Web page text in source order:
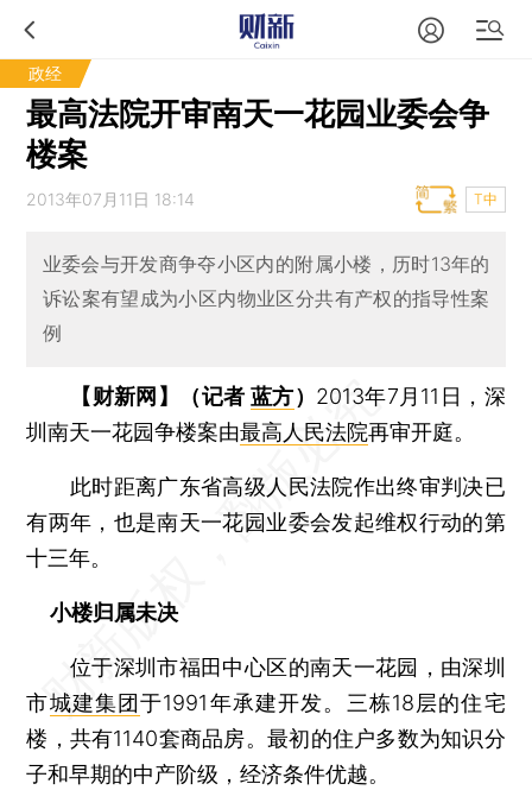
政经
最高法院开审南天一花园业委会争
楼案
2013年07月11日 18:14 T中
业委会与开发商争夺小区内的附属小楼，历时13年的
诉讼案有望成为小区内物业区分共有产权的指导性案
例
【财新网】（记者 蓝方） 2013年7月11日，深
圳南天一花园争楼案由最高人民法院再审开庭。
此时距离广东省高级人民法院作出终审判决已
有两年，也是南天一花园业委会发起维权行动的第
十三年。
小楼归属未决
位于深圳市福田中心区的南天一花园，由深圳
市城建集团于1991年承建开发。三栋18层的住宅
楼，共有1140套商品房。最初的住户多数为知识分
子和早期的中产阶级，经济条件优越。